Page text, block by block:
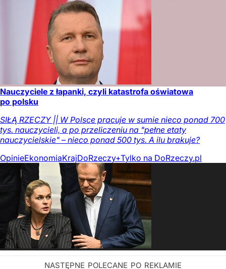
Nauczyciele z łapanki, czyli katastrofa oświatowa
po polsku
SIŁĄ RZECZY || W Polsce pracuje w sumie nieco ponad 700
tys. nauczycieli, a po przeliczeniu na "pełne etaty
nauczycielskie" – nieco ponad 500 tys. A ilu brakuje?
OpinieEkonomiaKrajDoRzeczy+Tylko na DoRzeczy.pl